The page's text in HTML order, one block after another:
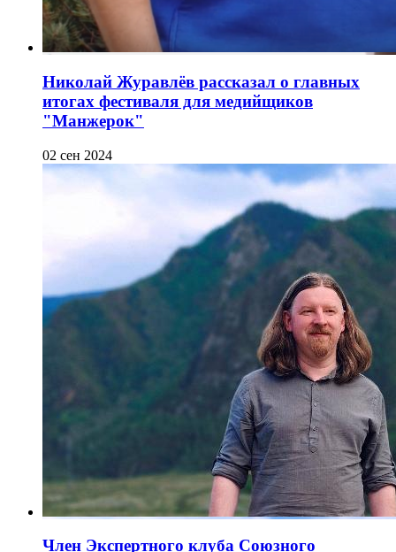
Николай Журавлёв рассказал о главных
итогах фестиваля для медийщиков
"Манжерок"
02 сен 2024
Член Экспертного клуба Союзного